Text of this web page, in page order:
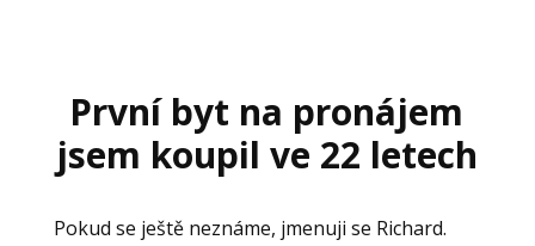
První byt na pronájem
jsem koupil ve 22 letech
Pokud se ještě neznáme, jmenuji se Richard.